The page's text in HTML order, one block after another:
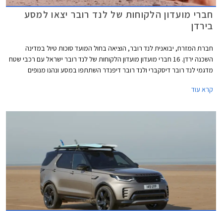
חברי מועדון הלקוחות של לנד רובר יצאו למסע
בירדן
חברת המזרח, יבואנית לנד רובר, הוציאה בחול המועד סוכות טיול במדינה
השכנה ירדן. 16 חברי מועדון מועדון הלקוחות של לנד רובר ישראל עם רכבי שטח
מדגמי לנד רובר דיסקברי ולנד רובר דיפנדר השתתפו במסע ונהנו מנופים
קרא עוד